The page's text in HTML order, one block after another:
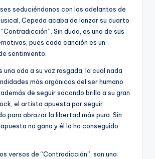
seduciéndonos con los adelantos de
Cepeda acaba de lanzar su cuarto
Sin duda, es uno de sus
pues cada canción es un
sentimiento.
una oda a su voz rasgada, la cual nada
más orgánicas del ser humano.
de seguir sacando brillo a su gran
el artista apuesta por seguir
para abrazar la libertad más pura. Sin
no gana y él lo ha conseguido
versos de “Contradicción”, son una